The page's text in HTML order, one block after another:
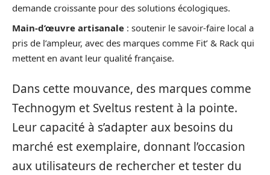
demande croissante pour des solutions écologiques.
Main-d’œuvre artisanale : soutenir le savoir-faire local a
pris de l’ampleur, avec des marques comme Fit’ & Rack qui
mettent en avant leur qualité française.
Dans cette mouvance, des marques comme
Technogym et Sveltus restent à la pointe.
Leur capacité à s’adapter aux besoins du
marché est exemplaire, donnant l’occasion
aux utilisateurs de rechercher et tester du